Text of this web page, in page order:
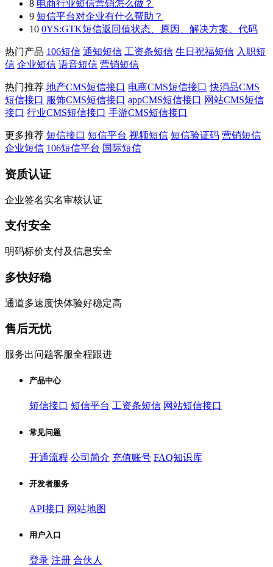
8 电商行业短信营销怎么做？
9 短信平台对企业有什么帮助？
10 0YS:GTK短信返回值状态、原因、解决方案、代码
热门产品 106短信 通知短信 工资条短信 生日祝福短信 入职短
信 企业短信 语音短信 营销短信
热门推荐 地产CMS短信接口 电商CMS短信接口 快消品CMS
短信接口 服饰CMS短信接口 appCMS短信接口 网站CMS短信
接口 行业CMS短信接口 手游CMS短信接口
更多推荐 短信接口 短信平台 视频短信 短信验证码 营销短信
企业短信 106短信平台 国际短信
资质认证
企业签名实名审核认证
支付安全
明码标价支付及信息安全
多快好稳
通道多速度快体验好稳定高
售后无忧
服务出问题客服全程跟进
产品中心
短信接口 短信平台 工资条短信 网站短信接口
常见问题
开通流程 公司简介 充值账号 FAQ知识库
开发者服务
API接口 网站地图
用户入口
登录 注册 合伙人